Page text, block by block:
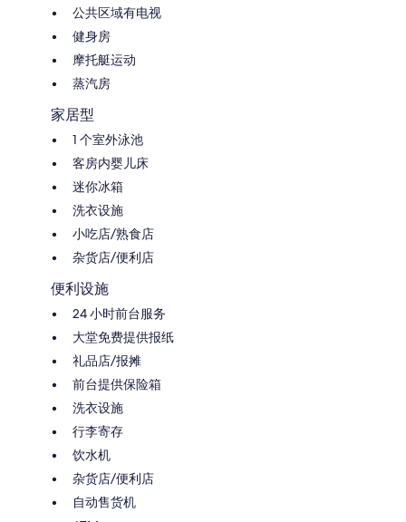
公共区域有电视
健身房
摩托艇运动
蒸汽房
家居型
1 个室外泳池
客房内婴儿床
迷你冰箱
洗衣设施
小吃店/熟食店
杂货店/便利店
便利设施
24 小时前台服务
大堂免费提供报纸
礼品店/报摊
前台提供保险箱
洗衣设施
行李寄存
饮水机
杂货店/便利店
自动售货机